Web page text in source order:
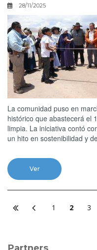
28/11/2025
La comunidad puso en
histórico que abastecerá el
limpia. La iniciativa contó
un hito en sostenibilidad y
Ver
1 2 3
Partners